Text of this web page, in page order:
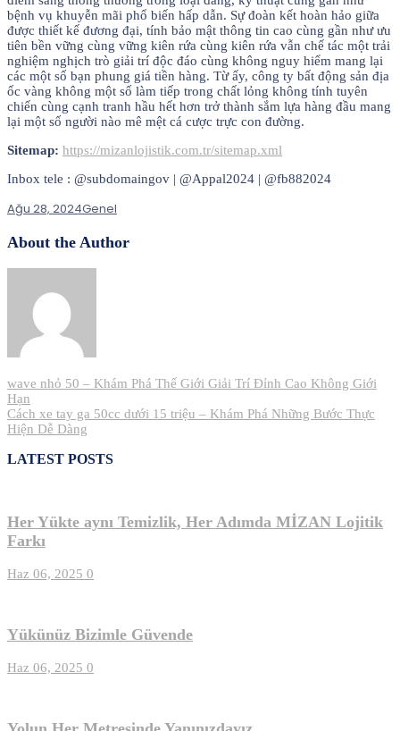
bệnh vụ khuyễn mãi phổ biến hấp dẫn. Sự đoàn kết hoàn hảo giữa
được thiết kế đương đại, tính bảo mật thông tin cao cùng gần như ưu
tiên bền vững cùng vững kiên rứa cùng kiên rứa vẫn chế tác một trải
nghiệm nghịch trò giải trí độc đáo cùng không nguy hiểm mang lại
các một số bạn phung giá tiền hàng. Từ ấy, công ty bất động sản địa
ốc vàng không một số làm tiếp trong chất lỏng không tính tuyên
chiến cùng cạnh tranh hầu hết hơn trở thành sắm lựa hàng đầu mang
lại một số người nào mê mệt cá cược trực con đường.
Sitemap: https://mizanlojistik.com.tr/sitemap.xml
Inbox tele : @subdomaingov | @Appal2024 | @fb882024
Ağu 28, 2024Genel
About the Author
Yazı
gezinmesi
wave nhỏ 50 – Khám Phá Thế Giới Giải Trí Đỉnh Cao Không Giới
Hạn
Cách xe tay ga 50cc dưới 15 triệu – Khám Phá Những Bước Thực
Hiện Dễ Dàng
LATEST POSTS
Her Yükte aynı Temizlik, Her Adımda MİZAN Lojitik
Farkı
Haz 06, 2025 0
Yükünüz Bizimle Güvende
Haz 06, 2025 0